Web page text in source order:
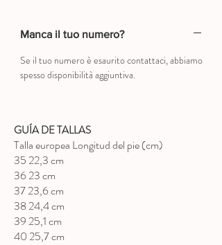
Manca il tuo numero?
Se il tuo numero è esaurito contattaci, abbiamo
spesso disponibilità aggiuntiva.
GUÍA DE TALLAS
Talla europea Longitud del pie (cm)
35 22,3 cm
36 23 cm
37 23,6 cm
38 24,4 cm
39 25,1 cm
40 25,7 cm